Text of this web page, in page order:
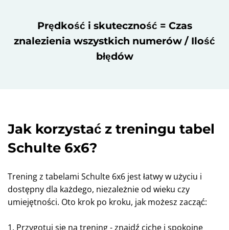
Prędkość i skuteczność = Czas
znalezienia wszystkich numerów / Ilość
błędów
Jak korzystać z treningu tabel
Schulte 6x6?
Trening z tabelami Schulte 6x6 jest łatwy w użyciu i
dostępny dla każdego, niezależnie od wieku czy
umiejętności. Oto krok po kroku, jak możesz zacząć:
1. Przygotuj się na trening - znajdź ciche i spokojne